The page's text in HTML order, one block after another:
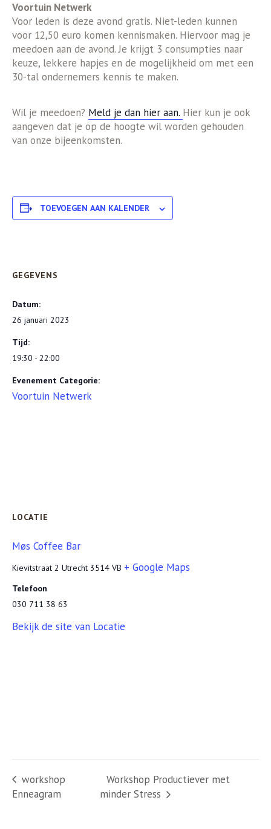
Voortuin Netwerk
Voor leden is deze avond gratis. Niet-leden kunnen
voor 12,50 euro komen kennismaken. Hiervoor mag je
meedoen aan de avond. Je krijgt 3 consumpties naar
keuze, lekkere hapjes en de mogelijkheid om met een
30-tal ondernemers kennis te maken.
Wil je meedoen? Meld je dan hier aan. Hier kun je ook
aangeven dat je op de hoogte wil worden gehouden
van onze bijeenkomsten.
TOEVOEGEN AAN KALENDER
GEGEVENS
Datum:
26 januari 2023
Tijd:
19:30 - 22:00
Evenement Categorie:
Voortuin Netwerk
LOCATIE
Møs Coffee Bar
Kievitstraat 2 Utrecht 3514 VB + Google Maps
Telefoon
‭030 711 38 63‬
Bekijk de site van Locatie
workshop
Enneagram
Workshop Productiever met
minder Stress